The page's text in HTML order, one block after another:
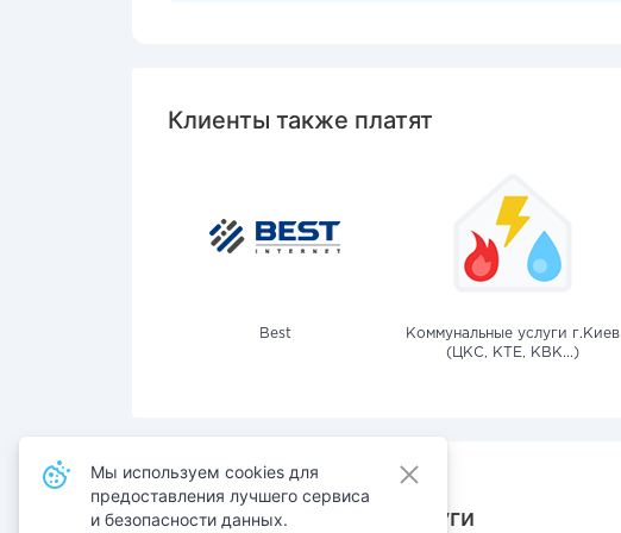
Клиенты также платят
Best
Коммунальные услуги г.Киев
(ЦКС, КТЕ, КВК...)
Также оплачивают услуги
Мы используем cookies для
предоставления лучшего сервиса
и безопасности данных.